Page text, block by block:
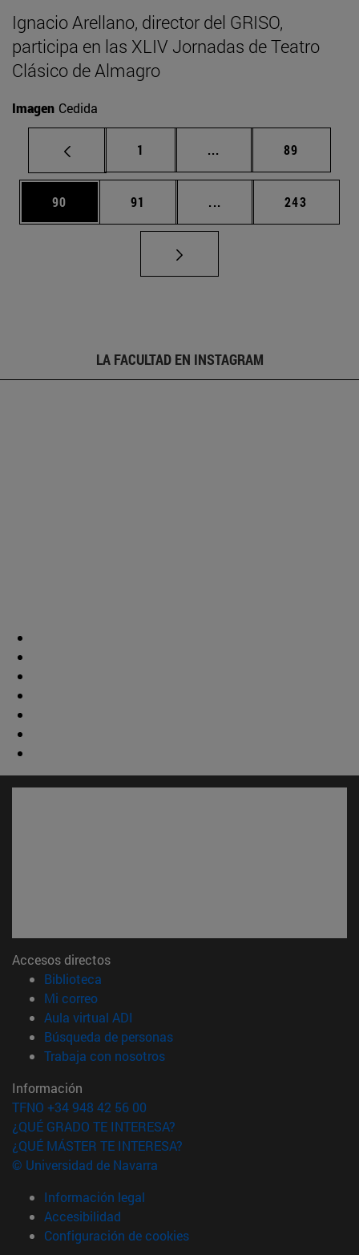
Ignacio Arellano, director del GRISO,
participa en las XLIV Jornadas de Teatro
Clásico de Almagro
Imagen Cedida
Página
1 ... Páginas intermedias
Página
89
Página
90 Página
91 ... Páginas intermedias
Página
243
LA FACULTAD EN INSTAGRAM
Accesos directos
Biblioteca
Mi correo(abre en nueva ventana)
Aula virtual ADI
Búsqueda de personas(abre en nueva ventana)
Trabaja con nosotros(abre en nueva ventana)
Información
TFNO +34 948 42 56 00
¿QUÉ GRADO TE INTERESA?
¿QUÉ MÁSTER TE INTERESA?
© Universidad de Navarra
Información legal
Accesibilidad
Configuración de cookies